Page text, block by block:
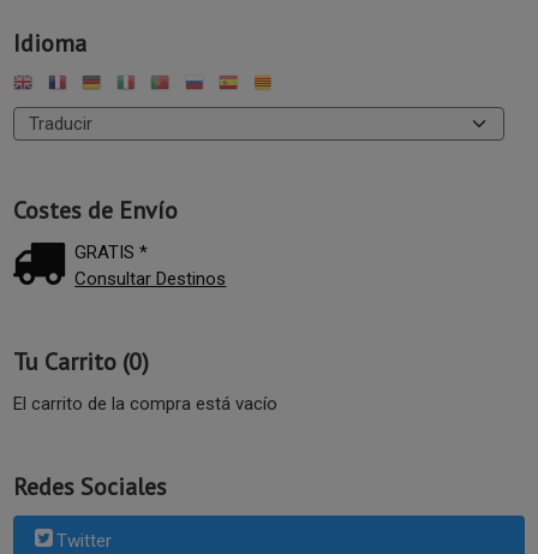
Idioma
Costes de Envío
GRATIS *
Consultar Destinos
Tu Carrito (0)
El carrito de la compra está vacío
Redes Sociales
Twitter